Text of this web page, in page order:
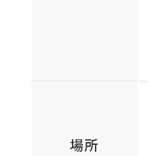
場所